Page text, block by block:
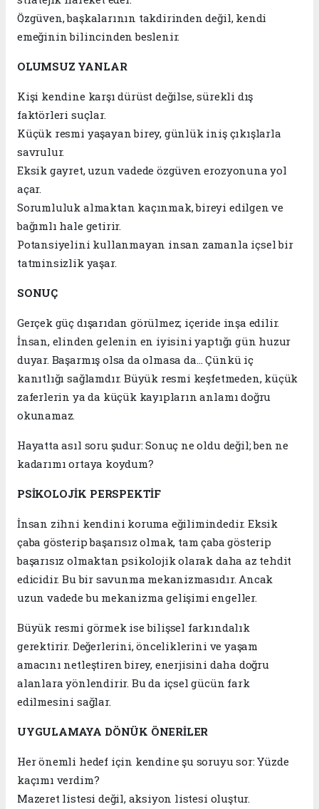
Özgüven, başkalarının takdirinden değil, kendi
emeğinin bilincinden beslenir.
OLUMSUZ YANLAR
Kişi kendine karşı dürüst değilse, sürekli dış
faktörleri suçlar.
Küçük resmi yaşayan birey, günlük iniş çıkışlarla
savrulur.
Eksik gayret, uzun vadede özgüven erozyonuna yol
açar.
Sorumluluk almaktan kaçınmak, bireyi edilgen ve
bağımlı hale getirir.
Potansiyelini kullanmayan insan zamanla içsel bir
tatminsizlik yaşar.
SONUÇ
Gerçek güç dışarıdan görülmez; içeride inşa edilir.
İnsan, elinden gelenin en iyisini yaptığı gün huzur
duyar. Başarmış olsa da olmasa da… Çünkü iç
kanıtlığı sağlamdır. Büyük resmi keşfetmeden, küçük
zaferlerin ya da küçük kayıpların anlamı doğru
okunamaz.
Hayatta asıl soru şudur: Sonuç ne oldu değil; ben ne
kadarımı ortaya koydum?
PSİKOLOJİK PERSPEKTİF
İnsan zihni kendini koruma eğilimindedir. Eksik
çaba gösterip başarısız olmak, tam çaba gösterip
başarısız olmaktan psikolojik olarak daha az tehdit
edicidir. Bu bir savunma mekanizmasıdır. Ancak
uzun vadede bu mekanizma gelişimi engeller.
Büyük resmi görmek ise bilişsel farkındalık
gerektirir. Değerlerini, önceliklerini ve yaşam
amacını netleştiren birey, enerjisini daha doğru
alanlara yönlendirir. Bu da içsel gücün fark
edilmesini sağlar.
UYGULAMAYA DÖNÜK ÖNERİLER
Her önemli hedef için kendine şu soruyu sor: Yüzde
kaçımı verdim?
Mazeret listesi değil, aksiyon listesi oluştur.